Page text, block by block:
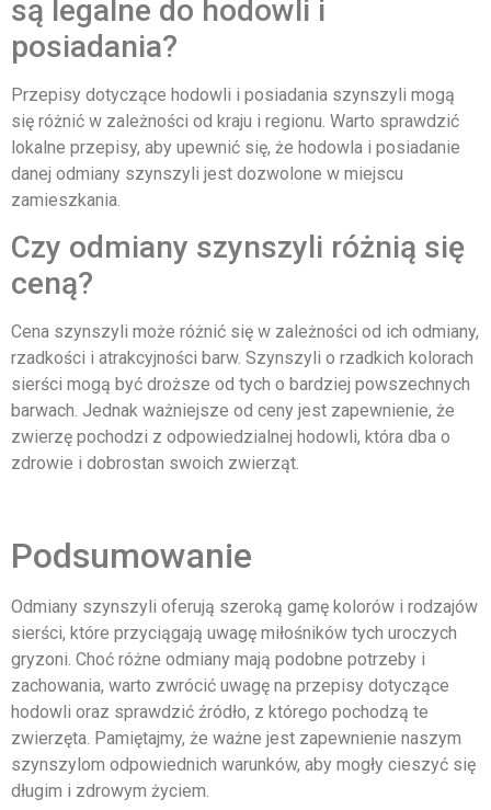
są legalne do hodowli i
posiadania?
Przepisy dotyczące hodowli i posiadania szynszyli mogą
się różnić w zależności od kraju i regionu. Warto sprawdzić
lokalne przepisy, aby upewnić się, że hodowla i posiadanie
danej odmiany szynszyli jest dozwolone w miejscu
zamieszkania.
Czy odmiany szynszyli różnią się
ceną?
Cena szynszyli może różnić się w zależności od ich odmiany,
rzadkości i atrakcyjności barw. Szynszyli o rzadkich kolorach
sierści mogą być droższe od tych o bardziej powszechnych
barwach. Jednak ważniejsze od ceny jest zapewnienie, że
zwierzę pochodzi z odpowiedzialnej hodowli, która dba o
zdrowie i dobrostan swoich zwierząt.
Podsumowanie
Odmiany szynszyli oferują szeroką gamę kolorów i rodzajów
sierści, które przyciągają uwagę miłośników tych uroczych
gryzoni. Choć różne odmiany mają podobne potrzeby i
zachowania, warto zwrócić uwagę na przepisy dotyczące
hodowli oraz sprawdzić źródło, z którego pochodzą te
zwierzęta. Pamiętajmy, że ważne jest zapewnienie naszym
szynszylom odpowiednich warunków, aby mogły cieszyć się
długim i zdrowym życiem.